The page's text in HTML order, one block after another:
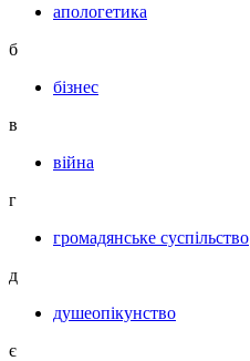
апологетика
б
бізнес
в
війна
г
громадянське суспільство
д
душеопікунство
є